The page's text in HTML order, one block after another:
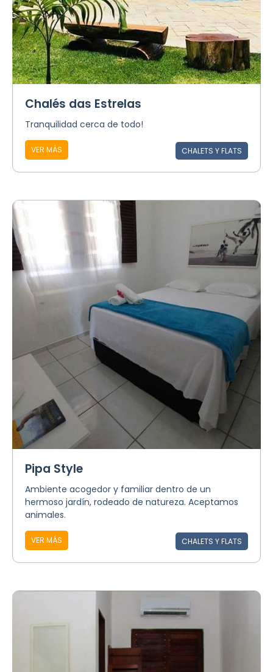
Chalés das Estrelas
Tranquilidad cerca de todo!
VER MÁS CHALETS Y FLATS
Pipa Style
Ambiente acogedor y familiar dentro de un
hermoso jardín, rodeado de natureza. Aceptamos
animales.
VER MÁS CHALETS Y FLATS